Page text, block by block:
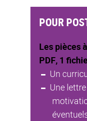
POUR
Les pièces
PDF, 1
Un
Une